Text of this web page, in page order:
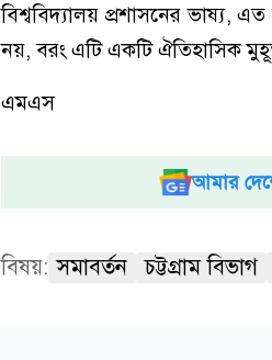
বিশ্ববিদ্যালয় প্রশাসনের
নয়, বরং এটি একটি ঐতিহাসিক
এমএস
আমার
বিষয়: সমাবর্তন চট্টগ্রাম বিভাগ